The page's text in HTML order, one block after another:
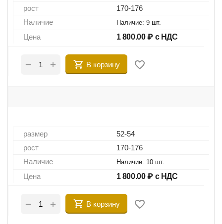
рост
170-176
Наличие
Наличие: 9 шт.
Цена 1 800.00 ₽ с НДС
+
− В корзину
размер
52-54
рост
170-176
Наличие
Наличие: 10 шт.
Цена 1 800.00 ₽ с НДС
+
− В корзину